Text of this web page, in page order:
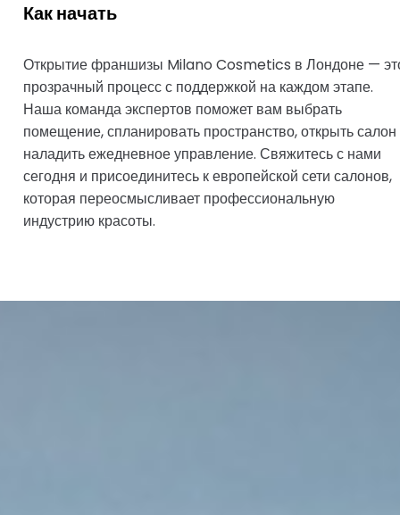
Как начать
Открытие франшизы Milano Cosmetics в Лондоне —
прозрачный процесс с поддержкой на каждом этапе.
Наша команда экспертов поможет вам выбрать
помещение, спланировать пространство, открыть салон
наладить ежедневное управление. Свяжитесь с нами
сегодня и присоединитесь к европейской сети салонов,
которая переосмысливает профессиональную
индустрию красоты.